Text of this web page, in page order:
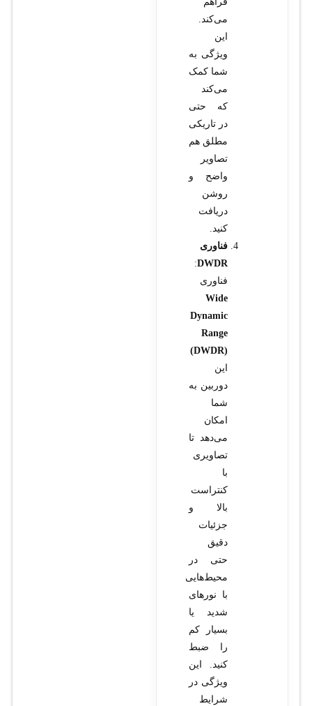
می‌کند.
این
ویژگی به
شما کمک
می‌کند
که حتی
در تاریکی
مطلق هم
تصاویر
واضح و
روشن
دریافت
کنید.
فناوری
DWDR
:
فناوری
Wide
Dynamic
Range
(DWDR)
این
دوربین به
شما
امکان
می‌دهد تا
تصاویری
با
کنتراست
بالا و
جزئیات
دقیق
حتی در
محیط‌هایی
با نورهای
شدید یا
بسیار کم
را ضبط
کنید. این
ویژگی در
شرایط